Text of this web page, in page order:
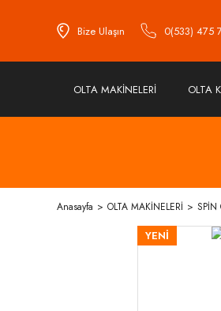
Bize Ulaşın 0(533) 475
OLTA MAKİNELERİ OLTA
Anasayfa OLTA MAKİNELERİ SPİN
YENİ